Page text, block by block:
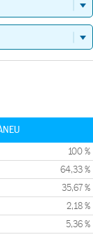
100 %
64,33 %
35,67 %
2,18 %
5,36 %